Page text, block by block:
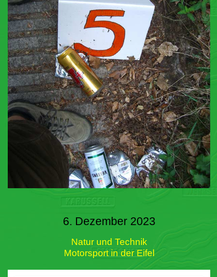
6. Dezember 2023
Natur und Technik
Motorsport in der Eifel